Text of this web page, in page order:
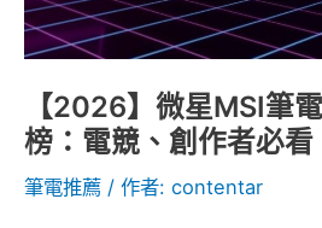
【2026】微星MSI筆
榜：電競、創作者必看
筆電推薦 / 作者: contentar
推
薦
大
排
行